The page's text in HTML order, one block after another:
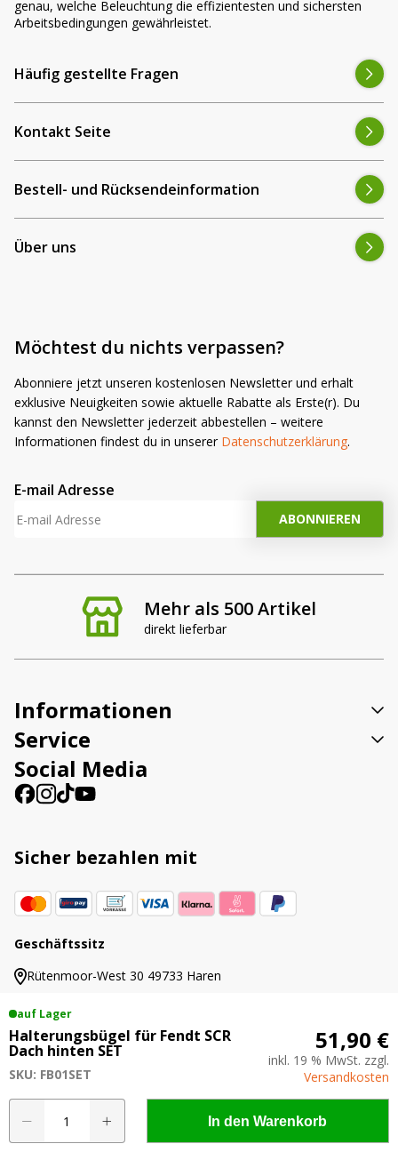
auf Lager
Halterungsbügel für Fendt SCR
Dach hinten SET
SKU: FB01SET
51,90 €
inkl. 19 % MwSt. zzgl.
Versandkosten
Halterungsbügel
für
Fendt
In den Warenkorb
Mehr als 500 Artikel
direkt lieferbar
genau, welche Beleuchtung die effizientesten und sichersten
Arbeitsbedingungen gewährleistet.
Häufig gestellte Fragen
Kontakt Seite
Bestell- und Rücksendeinformation
Über uns
Möchtest du nichts verpassen?
Abonniere jetzt unseren kostenlosen Newsletter und erhalt
exklusive Neuigkeiten sowie aktuelle Rabatte als Erste(r). Du
kannst den Newsletter jederzeit abbestellen – weitere
Informationen findest du in unserer Datenschutzerklärung.
E-mail Adresse
Informationen
Service
Social Media
Sicher bezahlen mit
Geschäftssitz
Rütenmoor-West 30 49733 Haren
© 2019 - 2026 AgrarLED.de
Alle Preise inkl. der gesetzlichen MwSt. | Die
durchgestrichenen Preise entsprechen dem
bisherigen Preis in diesem Online-Shop.